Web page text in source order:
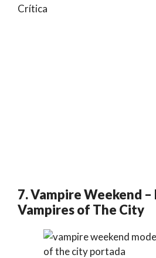
Crítica
7. Vampire Weekend
Vampires of The City